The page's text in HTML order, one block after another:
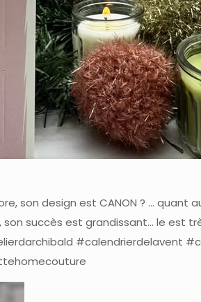
son design est CANON ? … quant
son succès est grandissant… le est
#calendrierdelavent